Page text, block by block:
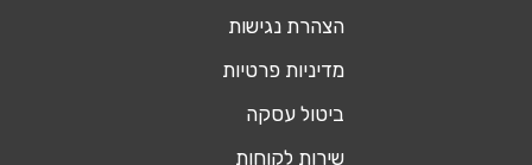
הצהרת נגישות
מדיניות פרטיות
ביטול עסקה
שירות לקוחות